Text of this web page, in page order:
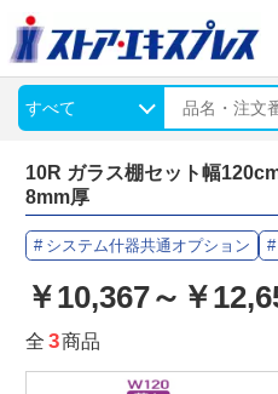
10R ガラス棚セット幅
8mm厚
システム什器共通オプション
￥10,367～￥
全 3商品